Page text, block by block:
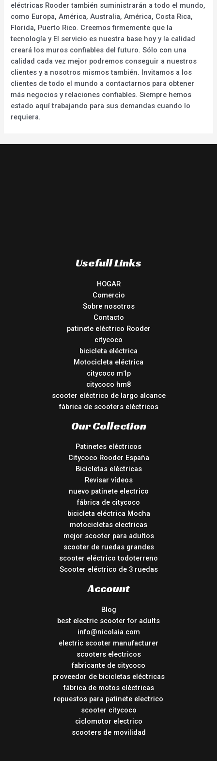
eléctricas Rooder también suministrarán a todo el mundo,
como Europa, América, Australia, América, Costa Rica,
Florida, Puerto Rico. Creemos firmemente que la
tecnología y El servicio es nuestra base hoy y la calidad
creará los muros confiables del futuro. Sólo con una
calidad cada vez mejor podremos conseguir a nuestros
clientes y a nosotros mismos también. Invitamos a los
clientes de todo el mundo a contactarnos para obtener
más negocios y relaciones confiables. Siempre hemos
estado aquí trabajando para sus demandas cuando lo
requiera.
Usefull Links
HOGAR
Comercio
Sobre nosotros
Contacto
patinete eléctrico Rooder
citycoco
bicicleta eléctrica
Motocicleta eléctrica
citycoco m1p
citycoco hm8
scooter eléctrico de largo alcance
fábrica de scooters eléctricos
Our Collection
Patinetes eléctricos
Citycoco Rooder España
Bicicletas eléctricas
Revisar vídeos
nuevo patinete electrico
fábrica de citycoco
bicicleta eléctrica Mocha
motocicletas electricas
mejor scooter para adultos
scooter de ruedas grandes
scooter eléctrico todoterreno
Scooter eléctrico de 3 ruedas
Account
Blog
best electric scooter for adults
info@nicolaia.com
electric scooter manufacturer
scooters electricos
fabricante de citycoco
proveedor de bicicletas eléctricas
fábrica de motos eléctricas
repuestos para patinete electrico
scooter citycoco
ciclomotor electrico
scooters de movilidad